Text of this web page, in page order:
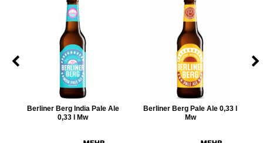
Berliner Berg India Pale Ale
0,33 l Mw
Berliner Berg Pale Ale 0,33 l
Mw